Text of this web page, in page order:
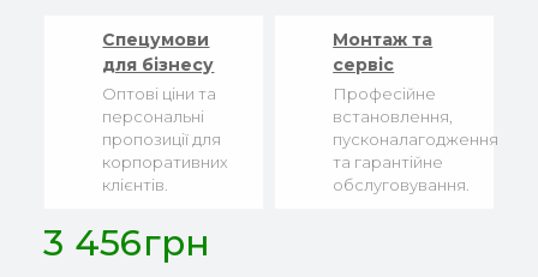
Спецумови
для бізнесу
Оптові ціни та
персональні
пропозиції для
корпоративних
клієнтів.
Монтаж та
сервіс
Професійне
встановлення,
пусконалагодження
та гарантійне
обслуговування.
3 456грн